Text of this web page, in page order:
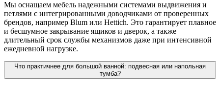
Мы оснащаем мебель надежными системами выдвижения и
петлями с интегрированными доводчиками от проверенных
брендов, например Blum или Hettich. Это гарантирует плавное
и бесшумное закрывание ящиков и дверок, а также
длительный срок службы механизмов даже при интенсивной
ежедневной нагрузке.
Что практичнее для большой ванной: подвесная или напольная
тумба?